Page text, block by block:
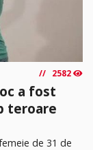
2582
a fost
teroare
de 31 de